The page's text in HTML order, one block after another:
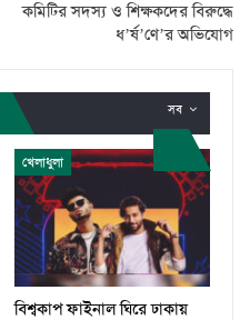
কমিটির সদস্য ও শিক্ষকদের বিরুদ্ধে
ধ’র্ষ’ণে’র অভিযোগ
সব
খেলাধুলা
বিশ্বকাপ ফাইনাল ঘিরে ঢাকায়